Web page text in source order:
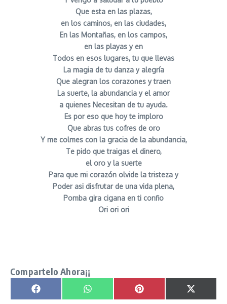
Que esta en las plazas,
en los caminos, en las ciudades,
En las Montañas, en los campos,
en las playas y en
Todos en esos lugares, tu que llevas
La magia de tu danza y alegría
Que alegran los corazones y traen
La suerte, la abundancia y el amor
a quienes Necesitan de tu ayuda.
Es por eso que hoy te imploro
Que abras tus cofres de oro
Y me colmes con la gracia de la abundancia,
Te pido que traigas el dinero,
el oro y la suerte
Para que mi corazón olvide la tristeza y
Poder asi disfrutar de una vida plena,
Pomba gira cigana en ti confio
Ori ori ori
Compartelo Ahora¡¡
Compartir en
Facebook Compartir en
WhatsApp Compartir en
Pinterest
X
(Twitter)